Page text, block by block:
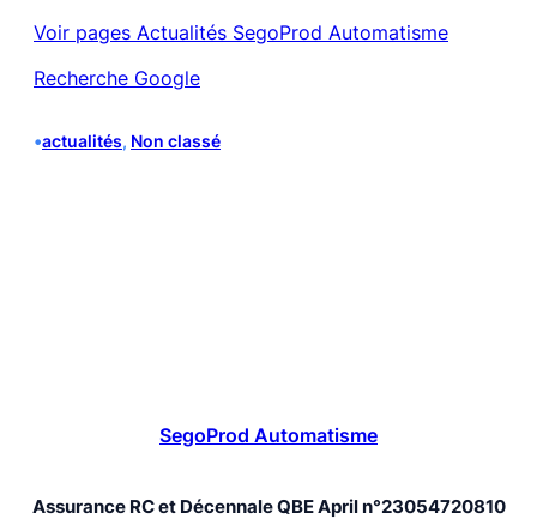
Voir pages Actualités SegoProd Automatisme
Recherche Google
•actualités, Non classé
SegoProd Automatisme
Assurance RC et Décennale QBE April n°23054720810